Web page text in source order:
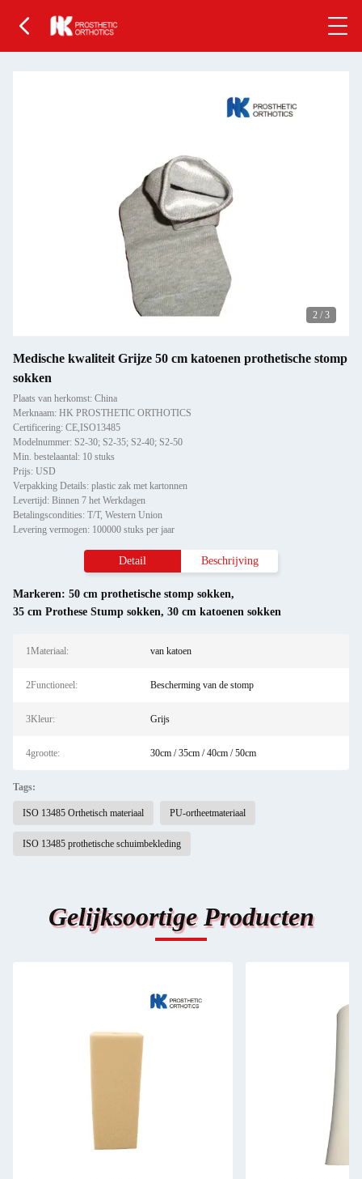
2 / 3
Medische kwaliteit Grijze 50 cm katoenen prothetische stomp
sokken
Plaats van herkomst: China
Merknaam: HK PROSTHETIC ORTHOTICS
Certificering: CE,ISO13485
Modelnummer: S2-30; S2-35; S2-40; S2-50
Min. bestelaantal: 10 stuks
Prijs: USD
Verpakking Details: plastic zak met kartonnen
Levertijd: Binnen 7 het Werkdagen
Betalingscondities: T/T, Western Union
Levering vermogen: 100000 stuks per jaar
Detail Beschrijving
Markeren: 50 cm prothetische stomp sokken,
35 cm Prothese Stump sokken, 30 cm katoenen sokken
1Materiaal: van katoen
2Functioneel: Bescherming van de stomp
3Kleur: Grijs
4grootte: 30cm / 35cm / 40cm / 50cm
Tags:
ISO 13485 Orthetisch materiaal PU-ortheetmateriaal
ISO 13485 prothetische schuimbekleding
Gelijksoortige Producten